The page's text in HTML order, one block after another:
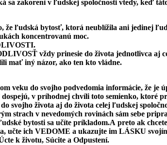
sa zakorení v ľudskej spoločnosti vtedy, keď
že ľudská bytosť, ktorá neublížila ani jedinej
koncentrovanú moc.
vždy prinesie do života jednotlivca
mať iný názor, ako ten kto vládne.
veku do svojho podvedomia informácie, že
dospejú, v príhodnej chvíli toto semienko,
svojho života aj do života celej ľudskej
strach v nevedomých rovinách sám sebe
bytosti sa učíte príkladom.A preto ak
učte ich VEDOME a ukazujte im LÁSKU
k životu, Súcite a Odpustení.